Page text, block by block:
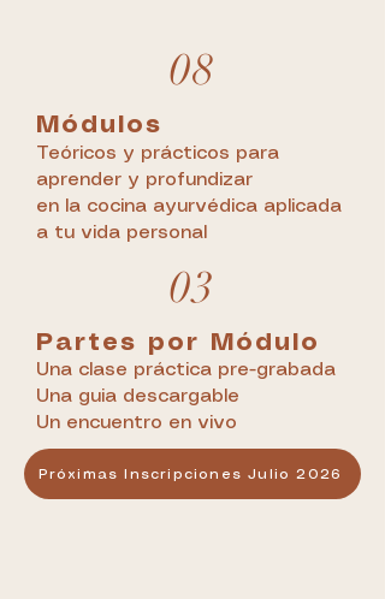
08
Módulos
Teóricos y prácticos para
aprender y profundizar
en la cocina ayurvédica aplicada
a tu vida personal
03
Partes por Módulo
Una clase práctica pre-grabada
Una guia descargable
Un encuentro en vivo
Próximas Inscripciones Julio 2026